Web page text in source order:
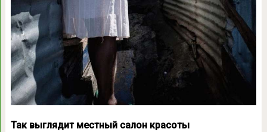
Так выглядит местный салон красоты